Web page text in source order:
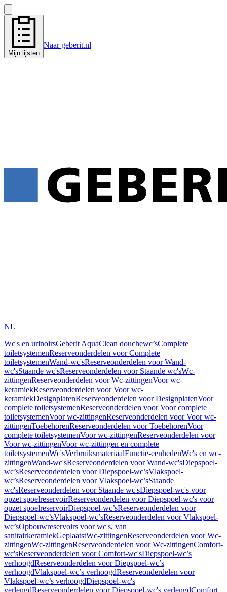
Mijn lijsten
Naar geberit.nl
NL
Wc's en urinoirsGeberit AquaClean douchewc’sComplete
toiletsystemenReserveonderdelen voor Complete
toiletsystemenWand-wc'sReserveonderdelen voor Wand-
wc'sStaande wc'sReserveonderdelen voor Staande wc'sWc-
zittingenReserveonderdelen voor Wc-zittingenVoor wc-
keramiekReserveonderdelen voor Voor wc-
keramiekDesignplatenReserveonderdelen voor DesignplatenVoor
complete toiletsystemenReserveonderdelen voor Voor complete
toiletsystemenVoor wc-zittingenReserveonderdelen voor Voor wc-
zittingenToebehorenReserveonderdelen voor ToebehorenVoor
complete toiletsystemenVoor wc-zittingenReserveonderdelen voor
Voor wc-zittingenVoor wc-zittingen en complete
toiletsystemenWc'sVerbruiksmateriaalFunctie-eenhedenWc's en wc-
zittingenWand-wc'sReserveonderdelen voor Wand-wc'sDiepspoel-
wc’sReserveonderdelen voor Diepspoel-wc’sVlakspoel-
wc’sReserveonderdelen voor Vlakspoel-wc’sStaande
wc'sReserveonderdelen voor Staande wc'sDiepspoel-wc's voor
opzet spoelreservoirReserveonderdelen voor Diepspoel-wc's voor
opzet spoelreservoirDiepspoel-wc’sReserveonderdelen voor
Diepspoel-wc’sVlakspoel-wc’sReserveonderdelen voor Vlakspoel-
wc’sOpbouwreservoirs voor wc's, van
sanitairkeramiekGeplaatstWc-zittingenReserveonderdelen voor Wc-
zittingenWc-zittingenReserveonderdelen voor Wc-zittingenComfort-
wc'sReserveonderdelen voor Comfort-wc'sDiepspoel-wc’s
verhoogdReserveonderdelen voor Diepspoel-wc’s
verhoogdVlakspoel-wc’s verhoogdReserveonderdelen voor
Vlakspoel-wc’s verhoogdDiepspoel-wc's
verlengdReserveonderdelen voor Diepspoel-wc's verlengdComfort